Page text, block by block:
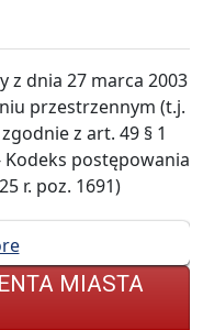
z dnia 27 marca 2003
przestrzennym (t.j.
z art. 49 § 1
Kodeks postępowania
r. poz. 1691)
MIASTA